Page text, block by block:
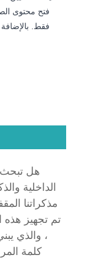
فتح محتوى
فقط.
هل تبحث
الداخلية
مذكراتنا
تم تجهيز هذه
، والذي
كلمة